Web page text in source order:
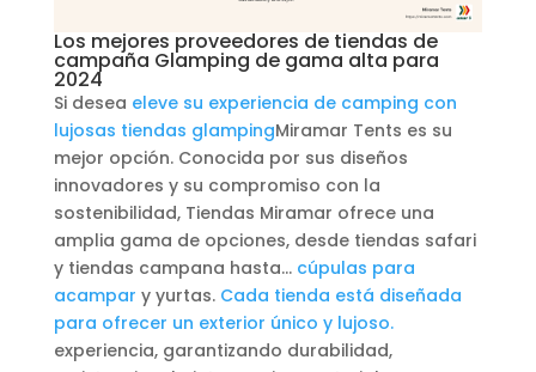
Los mejores proveedores de tiendas de
campaña Glamping de gama alta para
2024
Si desea eleve su experiencia de camping con
lujosas tiendas glampingMiramar Tents es su
mejor opción. Conocida por sus diseños
innovadores y su compromiso con la
sostenibilidad, Tiendas Miramar ofrece una
amplia gama de opciones, desde tiendas safari
y tiendas campana hasta... cúpulas para
acampar y yurtas. Cada tienda está diseñada
para ofrecer un exterior único y lujoso.
experiencia, garantizando durabilidad,